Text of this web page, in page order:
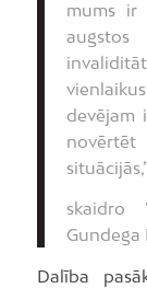
mums ir
devējam
skaidro
Gundega
Dalība